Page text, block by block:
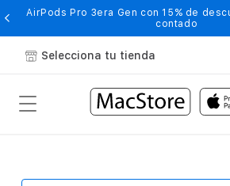
AirPods Pro 3era Gen con 15% de
contado
Selecciona tu tienda